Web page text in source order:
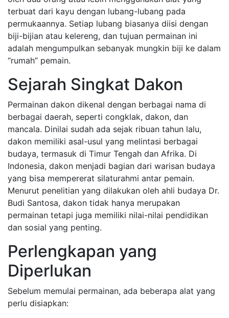
terbuat dari kayu dengan lubang-lubang pada
permukaannya. Setiap lubang biasanya diisi dengan
biji-bijian atau kelereng, dan tujuan permainan ini
adalah mengumpulkan sebanyak mungkin biji ke dalam
“rumah” pemain.
Sejarah Singkat Dakon
Permainan dakon dikenal dengan berbagai nama di
berbagai daerah, seperti congklak, dakon, dan
mancala. Dinilai sudah ada sejak ribuan tahun lalu,
dakon memiliki asal-usul yang melintasi berbagai
budaya, termasuk di Timur Tengah dan Afrika. Di
Indonesia, dakon menjadi bagian dari warisan budaya
yang bisa mempererat silaturahmi antar pemain.
Menurut penelitian yang dilakukan oleh ahli budaya Dr.
Budi Santosa, dakon tidak hanya merupakan
permainan tetapi juga memiliki nilai-nilai pendidikan
dan sosial yang penting.
Perlengkapan yang
Diperlukan
Sebelum memulai permainan, ada beberapa alat yang
perlu disiapkan: